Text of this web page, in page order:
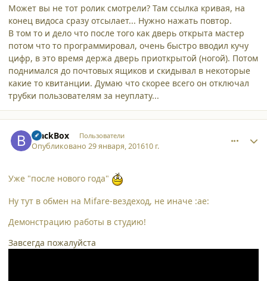
Может вы не тот ролик смотрели? Там ссылка кривая, на
конец видоса сразу отсылает... Нужно нажать повтор.
В том то и дело что после того как дверь открыта мастер
потом что то программировал, очень быстро вводил кучу
цифр, в это время держа дверь приоткрытой (ногой). Потом
поднимался до почтовых ящиков и скидывал в некоторые
какие то квитанции. Думаю что скорее всего он отключал
трубки пользователям за неуплату...
BlackBox Пользователи
Опубликовано29 января, 201610 г.
Уже "после нового года"
Ну тут в обмен на Mifare-вездеход, не иначе :ae:
Демонстрацию работы в студию!
Завсегда пожалуйста